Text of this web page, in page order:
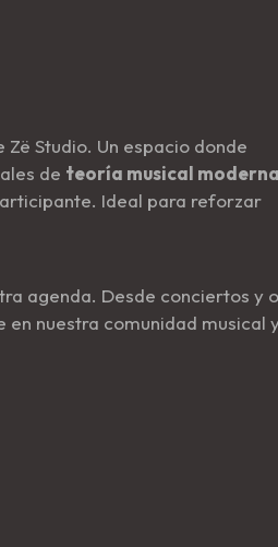
Studio. Un espacio donde
de teoría musical
Ideal para reforzar
agenda. Desde conciertos
nuestra comunidad